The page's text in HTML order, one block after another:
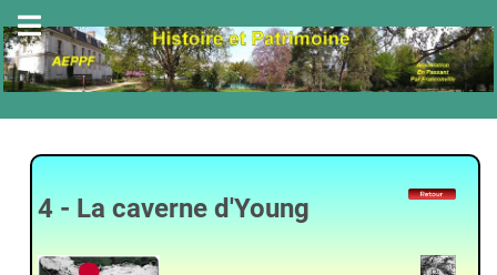
4 - La caverne d'Young